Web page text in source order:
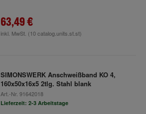
63,49 €
inkl. MwSt. (10 catalog.units.st.st)
SIMONSWERK Anschweißband KO 4,
160x50x16x5 2tlg. Stahl blank
Art.-Nr. 91642018
Lieferzeit: 2-3 Arbeitstage